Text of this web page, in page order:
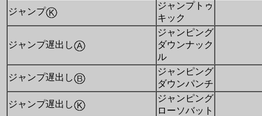
ジャンプ
ジャンプトゥ
キック
ジャンプ遅出し
ジャンピング
ダウンナック
ル
ジャンプ遅出し
ジャンピング
ダウンパンチ
ジャンプ遅出し
ジャンピング
ローソバット